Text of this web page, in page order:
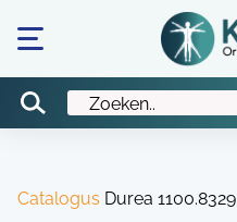
Catalogus Durea 1100.8329